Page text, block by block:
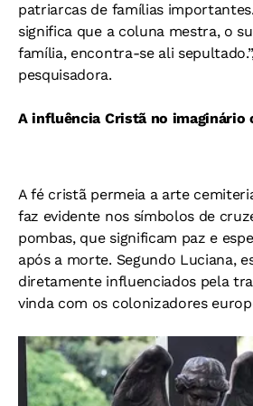
patriarcas de famílias
significa que a coluna mestra, o
família, encontra-se ali
pesquisadora.
A influência Cristã no imaginário
A fé cristã permeia a arte
faz evidente nos símbolos de
pombas, que significam paz e
após a morte. Segundo Luciana,
diretamente influenciados pela
vinda com os colonizadores